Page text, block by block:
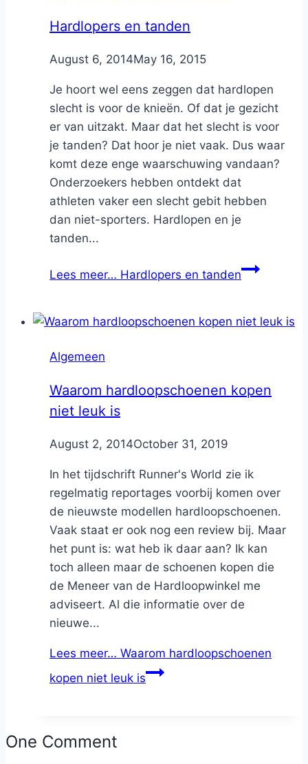
Hardlopers en tanden
ByNicole
August 6, 2014May 16, 2015
Je hoort wel eens zeggen dat hardlopen
slecht is voor de knieën. Of dat je gezicht
er van uitzakt. Maar dat het slecht is voor
je tanden? Dat hoor je niet vaak. Dus waar
komt deze enge waarschuwing vandaan?
Onderzoekers hebben ontdekt dat
athleten vaker een slecht gebit hebben
dan niet-sporters. Hardlopen en je
tanden...
Lees meer… Hardlopers en tanden
Algemeen
Waarom hardloopschoenen kopen
niet leuk is
ByNicole
August 2, 2014October 31, 2019
In het tijdschrift Runner's World zie ik
regelmatig reportages voorbij komen over
de nieuwste modellen hardloopschoenen.
Vaak staat er ook nog een review bij. Maar
het punt is: wat heb ik daar aan? Ik kan
toch alleen maar de schoenen kopen die
de Meneer van de Hardloopwinkel me
adviseert. Al die informatie over de
nieuwe...
Lees meer… Waarom hardloopschoenen
kopen niet leuk is
One Comment